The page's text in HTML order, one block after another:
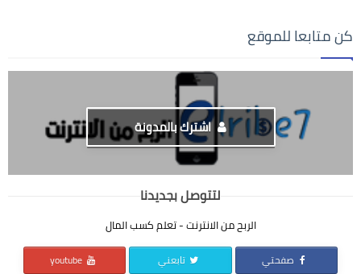
كن متابعا للموقع
اشترك بالمدونة
لتتوصل بجديدنا
الربح من الانترنت - تعلم كسب المال
صفحتي تابعني youtube